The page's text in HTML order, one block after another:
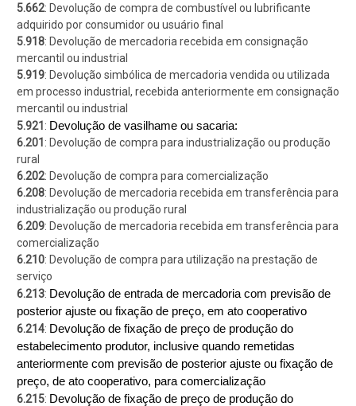
5.662: Devolução de compra de combustível ou lubrificante
adquirido por consumidor ou usuário final
5.918: Devolução de mercadoria recebida em consignação
mercantil ou industrial
5.919: Devolução simbólica de mercadoria vendida ou utilizada
em processo industrial, recebida anteriormente em consignação
mercantil ou industrial
5.921: Devolução de vasilhame ou sacaria:
6.201: Devolução de compra para industrialização ou produção
rural
6.202: Devolução de compra para comercialização
6.208: Devolução de mercadoria recebida em transferência para
industrialização ou produção rural
6.209: Devolução de mercadoria recebida em transferência para
comercialização
6.210: Devolução de compra para utilização na prestação de
serviço
6.213: Devolução de entrada de mercadoria com previsão de
posterior ajuste ou fixação de preço, em ato cooperativo
6.214: Devolução de fixação de preço de produção do
estabelecimento produtor, inclusive quando remetidas
anteriormente com previsão de posterior ajuste ou fixação de
preço, de ato cooperativo, para comercialização
6.215: Devolução de fixação de preço de produção do